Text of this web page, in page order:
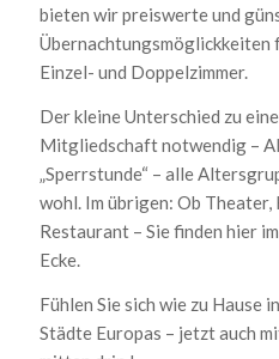
bieten wir preiswerte und
Übernachtungsmöglickkeiten
Einzel- und Doppelzimmer.
Der kleine Unterschied zu
Mitgliedschaft notwendig –
„Sperrstunde“ – alle
wohl. Im übrigen: Ob Theater,
Restaurant – Sie finden hier
Ecke.
Fühlen Sie sich wie zu Hause
Städte Europas – jetzt auch